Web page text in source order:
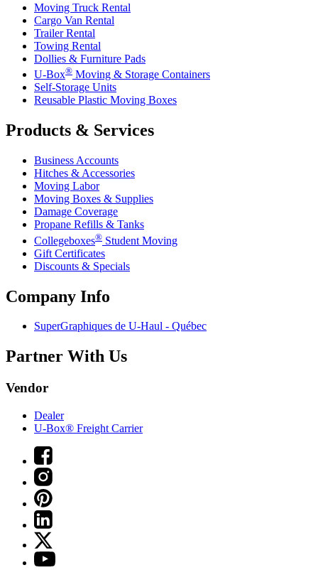
Moving Truck Rental
Cargo Van Rental
Trailer Rental
Towing Rental
Dollies & Furniture Pads
U-Box® Moving & Storage Containers
Self-Storage Units
Reusable Plastic Moving Boxes
Products & Services
Business Accounts
Hitches & Accessories
Moving Labor
Moving Boxes & Supplies
Damage Coverage
Propane Refills & Tanks
Collegeboxes® Student Moving
Gift Certificates
Discounts & Specials
Company Info
SuperGraphiques de U-Haul - Québec
Partner With Us
Vendor
Dealer
U-Box® Freight Carrier